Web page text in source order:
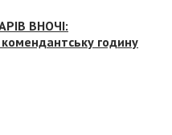
ВНОЧІ:
годину